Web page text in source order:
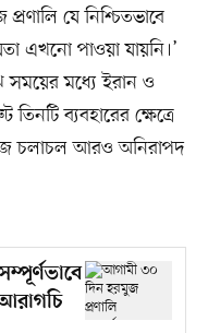
যে নিশ্চিতভাবে
এখনো পাওয়া যায়নি।’
মধ্যে ইরান ও
ব্যবহারের ক্ষেত্রে
চলাচল আরও অনিরাপদ